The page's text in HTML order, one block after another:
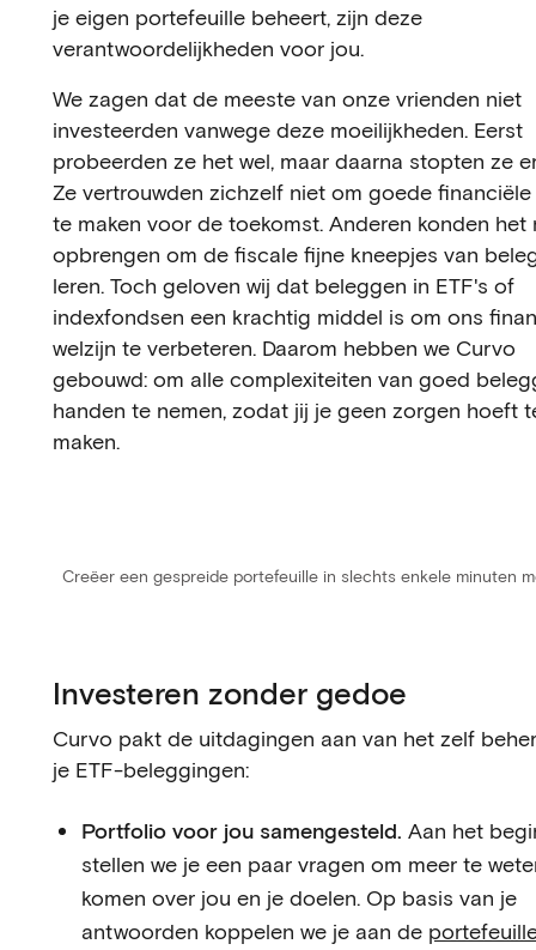
je eigen portefeuille beheert, zijn deze
verantwoordelijkheden voor jou.
We zagen dat de meeste van onze vrienden niet
investeerden vanwege deze moeilijkheden. Eerst
probeerden ze het wel, maar daarna stopten ze
Ze vertrouwden zichzelf niet om goede financiële
te maken voor de toekomst. Anderen konden het
opbrengen om de fiscale fijne kneepjes van
leren. Toch geloven wij dat beleggen in ETF's of
indexfondsen een krachtig middel is om ons
welzijn te verbeteren. Daarom hebben we Curvo
gebouwd: om alle complexiteiten van goed
handen te nemen, zodat jij je geen zorgen hoeft
maken.
Creëer een gespreide portefeuille in slechts enkele minuten
Investeren zonder gedoe
Curvo pakt de uitdagingen aan van het zelf
je ETF-beleggingen:
Portfolio voor jou samengesteld. Aan het
stellen we je een paar vragen om meer te
komen over jou en je doelen. Op basis van je
antwoorden koppelen we je aan de